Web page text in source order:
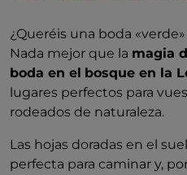
¿Queréis una boda
Nada mejor que la magia
boda en el
bosque en la
lugares perfectos para
rodeados de naturaleza.
Las hojas doradas en el
perfecta para caminar y,